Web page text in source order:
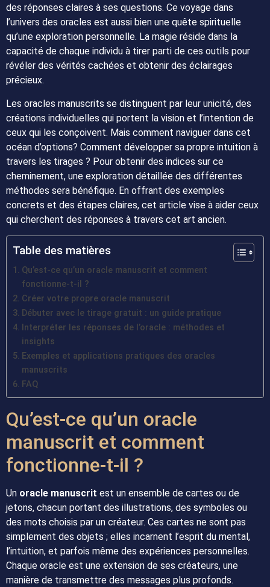
des réponses claires à ses questions. Ce voyage dans
l’univers des oracles est aussi bien une quête spirituelle
qu’une exploration personnelle. La magie réside dans la
capacité de chaque individu à tirer parti de ces outils pour
révéler des vérités cachées et obtenir des éclairages
précieux.
Les oracles manuscrits se distinguent par leur unicité, des
créations individuelles qui portent la vision et l’intention de
ceux qui les conçoivent. Mais comment naviguer dans cet
océan d’options? Comment développer sa propre intuition à
travers les tirages ? Pour obtenir des indices sur ce
cheminement, une exploration détaillée des différentes
méthodes sera bénéfique. En offrant des exemples
concrets et des étapes claires, cet article vise à aider ceux
qui cherchent des réponses à travers cet art ancien.
Table des matières
Qu’est-ce qu’un oracle manuscrit et comment
fonctionne-t-il ?
Créer votre propre oracle manuscrit
Débuter avec le tirage gratuit : un guide pratique
Interpréter les réponses de l’oracle : méthodes et
insights
Exemples et applications pratiques des oracles
manuscrits
FAQ
Qu’est-ce qu’un oracle
manuscrit et comment
fonctionne-t-il ?
Un oracle manuscrit est un ensemble de cartes ou de
jetons, chacun portant des illustrations, des symboles ou
des mots choisis par un créateur. Ces cartes ne sont pas
simplement des objets ; elles incarnent l’esprit du mental,
l’intuition, et parfois même des expériences personnelles.
Chaque oracle est une extension de ses créateurs, une
manière de transmettre des messages plus profonds.